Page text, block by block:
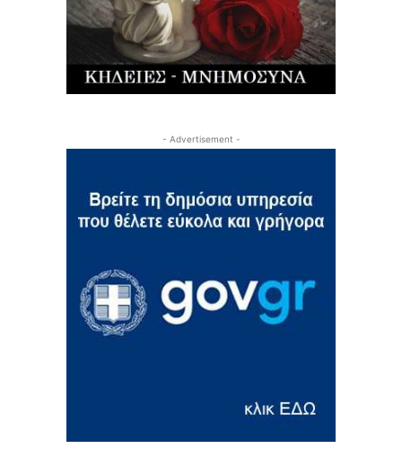
- Advertisement -